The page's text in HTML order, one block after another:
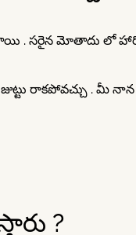
సరైన మోతాదు లో
రాకపోవచ్చు . మీ
?